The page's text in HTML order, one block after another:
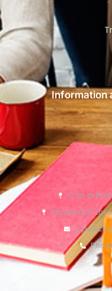
Information
C.so di
Piazza di S.